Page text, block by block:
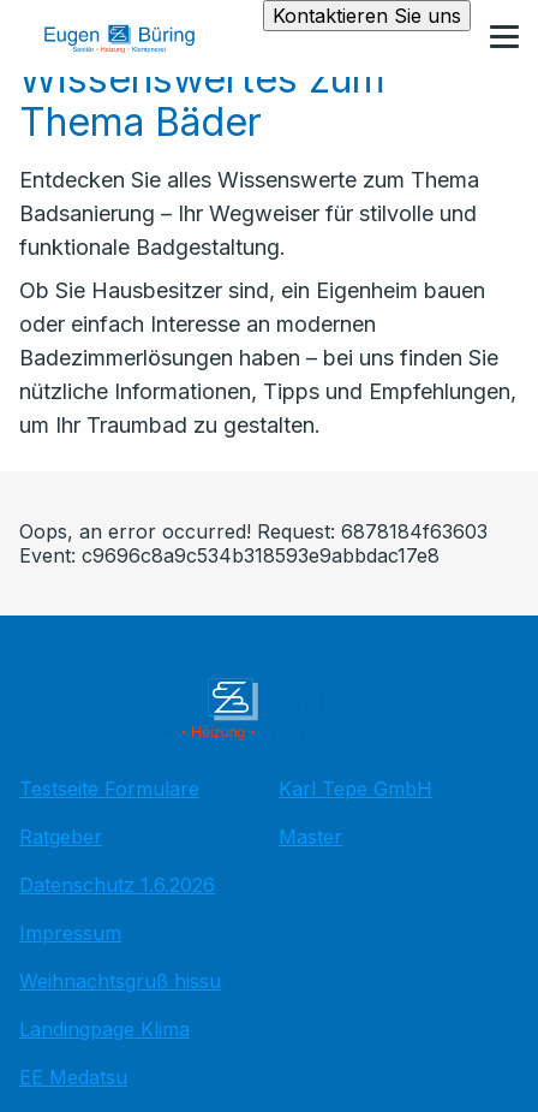
Kontaktieren Sie uns
Wissenswertes zum
Thema Bäder
Entdecken Sie alles Wissenswerte zum Thema
Badsanierung – Ihr Wegweiser für stilvolle und
funktionale Badgestaltung.
Ob Sie Hausbesitzer sind, ein Eigenheim bauen
oder einfach Interesse an modernen
Badezimmerlösungen haben – bei uns finden Sie
nützliche Informationen, Tipps und Empfehlungen,
um Ihr Traumbad zu gestalten.
Oops, an error occurred! Request: 6878184f63603
Event: c9696c8a9c534b318593e9abbdac17e8
Testseite Formulare
Ratgeber
Datenschutz 1.6.2026
Impressum
Weihnachtsgruß hissu
Landingpage Klima
EE Medatsu
Karl Tepe GmbH
Master